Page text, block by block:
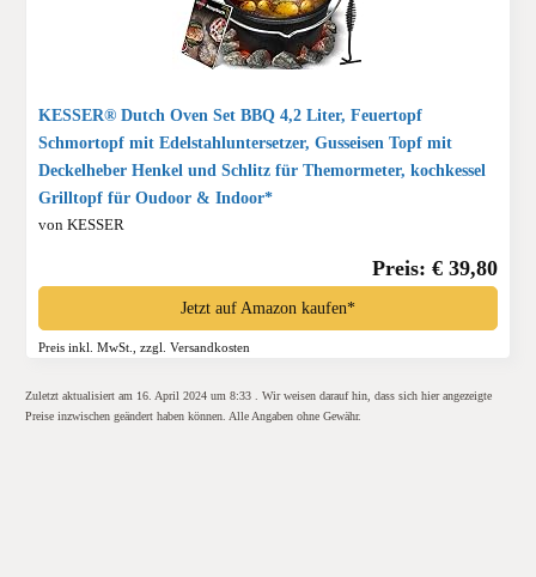
KESSER® Dutch Oven Set BBQ 4,2 Liter, Feuertopf
Schmortopf mit Edelstahluntersetzer, Gusseisen Topf mit
Deckelheber Henkel und Schlitz für Themormeter, kochkessel
Grilltopf für Oudoor & Indoor*
von KESSER
Preis: € 39,80
Jetzt auf Amazon kaufen*
Preis inkl. MwSt., zzgl. Versandkosten
Zuletzt aktualisiert am 16. April 2024 um 8:33 . Wir weisen darauf hin, dass sich hier angezeigte
Preise inzwischen geändert haben können. Alle Angaben ohne Gewähr.